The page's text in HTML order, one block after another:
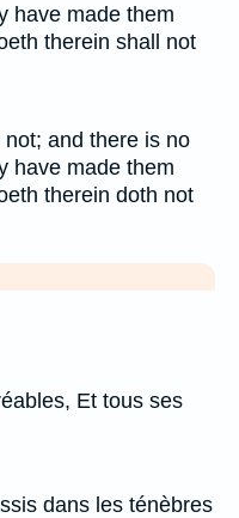
have made them
therein shall not
and there is no
have made them
therein doth not
Et tous ses
dans les ténèbres